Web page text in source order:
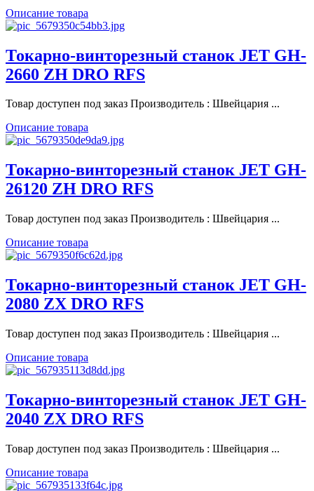
Описание товара
Токарно-винторезный станок JET GH-
2660 ZH DRO RFS
Товар доступен под заказ Производитель : Швейцария ...
Описание товара
Токарно-винторезный станок JET GH-
26120 ZH DRO RFS
Товар доступен под заказ Производитель : Швейцария ...
Описание товара
Токарно-винторезный станок JET GH-
2080 ZX DRO RFS
Товар доступен под заказ Производитель : Швейцария ...
Описание товара
Токарно-винторезный станок JET GH-
2040 ZX DRO RFS
Товар доступен под заказ Производитель : Швейцария ...
Описание товара